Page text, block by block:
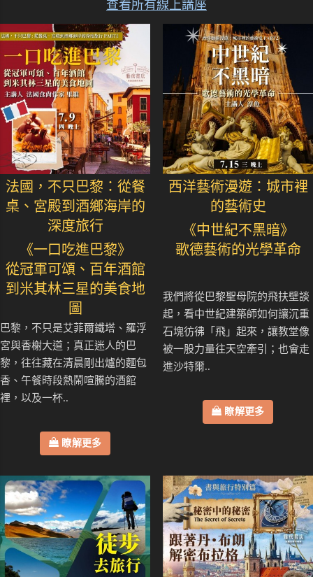
查看所有線上講座
法國，不只巴黎：從餐
桌、宮殿到酒鄉海岸的
深度旅行
《一口吃進巴黎》
從冠軍可頌、百年酒館
到米其林三星的美食地
圖
巴黎，不只是艾菲爾鐵塔、羅浮
宮與香榭大道；真正迷人的巴
黎，往往藏在清晨剛出爐的麵包
香、午餐時段熱鬧喧騰的酒館
裡，以及一杯..
瞭解更多
西洋藝術漫遊：城市裡
的藝術史
《中世紀不黑暗》
歌德藝術的光學革命
我們將從巴黎聖母院的飛扶壁談
起，看中世紀建築師如何讓沉重
石塊彷彿「飛」起來，讓教堂像
被一股力量往天空牽引；也會走
進沙特爾..
瞭解更多